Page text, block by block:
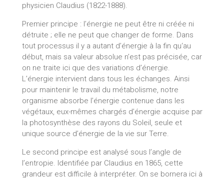
physicien Claudius (1822-1888).
Premier principe : l’énergie ne peut être ni créée ni
détruite ; elle ne peut que changer de forme. Dans
tout processus il y a autant d’énergie à la fin qu‘au
début, mais sa valeur absolue n’est pas précisée, car
on ne traite ici que des variations d’énergie.
L’énergie intervient dans tous les échanges. Ainsi
pour maintenir le travail du métabolisme, notre
organisme absorbe l’énergie contenue dans les
végétaux, eux-mêmes chargés d’énergie acquise par
la photosynthèse des rayons du Soleil, seule et
unique source d’énergie de la vie sur Terre.
Le second principe est analysé sous l’angle de
l’entropie. Identifiée par Claudius en 1865, cette
grandeur est difficile à interpréter. On se bornera ici à